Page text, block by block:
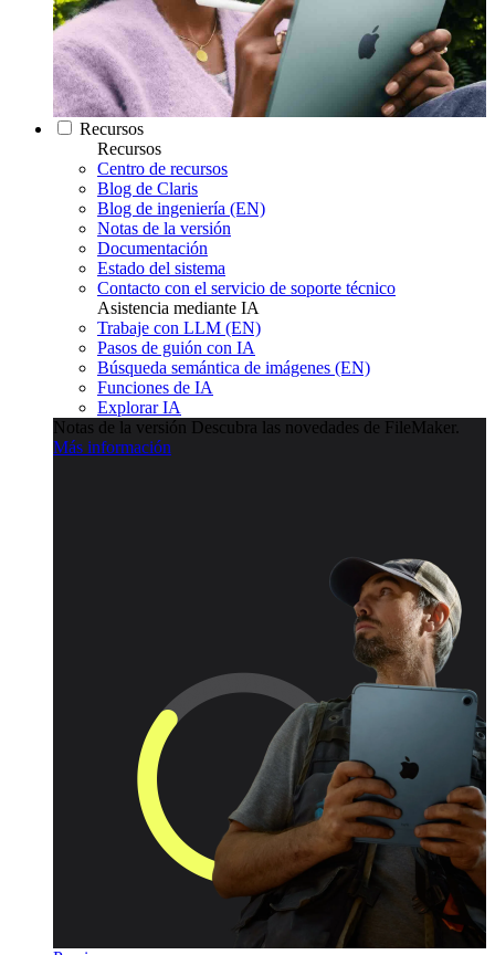
Recursos
Recursos
Centro de recursos
Blog de Claris
Blog de ingeniería (EN)
Notas de la versión
Documentación
Estado del sistema
Contacto con el servicio de soporte técnico
Asistencia mediante IA
Trabaje con LLM (EN)
Pasos de guión con IA
Búsqueda semántica de imágenes (EN)
Funciones de IA
Explorar IA
Notas de la versión Descubra las novedades de FileMaker.
Más información